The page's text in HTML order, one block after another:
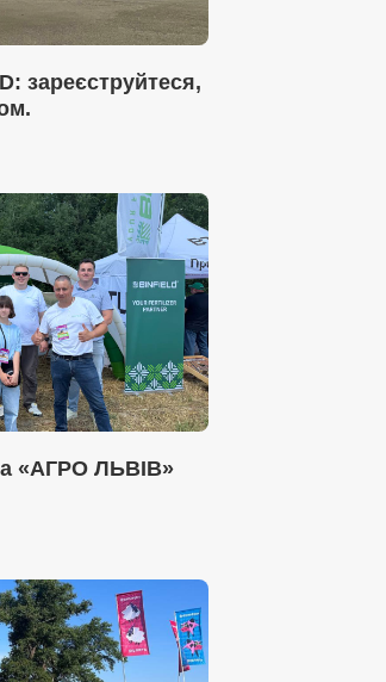
зареєструйтеся,
«АГРО ЛЬВІВ»